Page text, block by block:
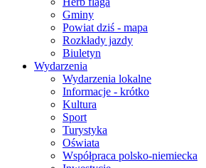
Gminy
Powiat dziś - mapa
Rozkłady jazdy
Biuletyn
Wydarzenia
Wydarzenia lokalne
Informacje - krótko
Kultura
Sport
Turystyka
Oświata
Współpraca polsko-niemiecka